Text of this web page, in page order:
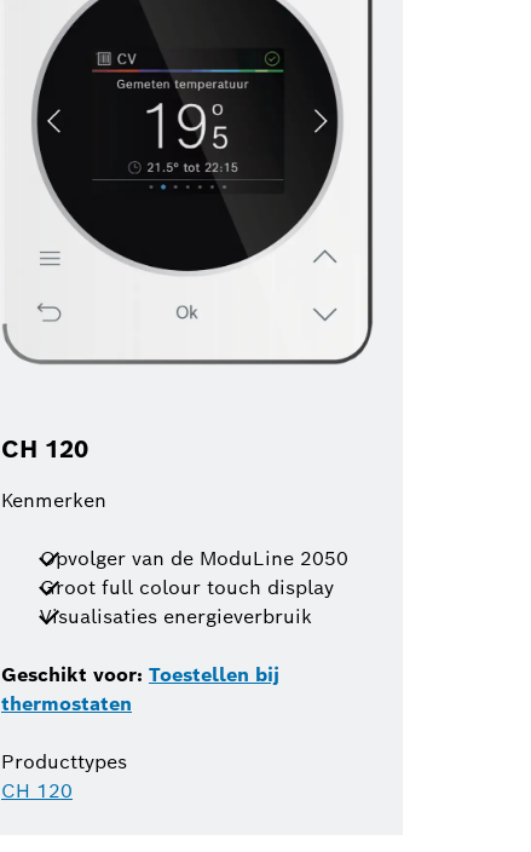
CH 120
Kenmerken
Opvolger van de ModuLine 2050
Groot full colour touch display
Visualisaties energieverbruik
Geschikt voor: Toestellen bij
thermostaten
Producttypes
CH 120